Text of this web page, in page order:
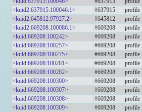
<kuid2:637915:100046:1>
#637915 profile
<kuid2:645812:97927:2>
#645812 profile
<kuid2:669208:100086:1>
#669208 profile
<kuid:669208:100242>
#669208 profile
<kuid:669208:100257>
#669208 profile
<kuid:669208:100275>
#669208 profile
<kuid:669208:100281>
#669208 profile
<kuid:669208:100282>
#669208 profile
<kuid:669208:100300>
#669208 profile
<kuid:669208:100307>
#669208 profile
<kuid:669208:100308>
#669208 profile
<kuid:669208:100309>
#669208 profile